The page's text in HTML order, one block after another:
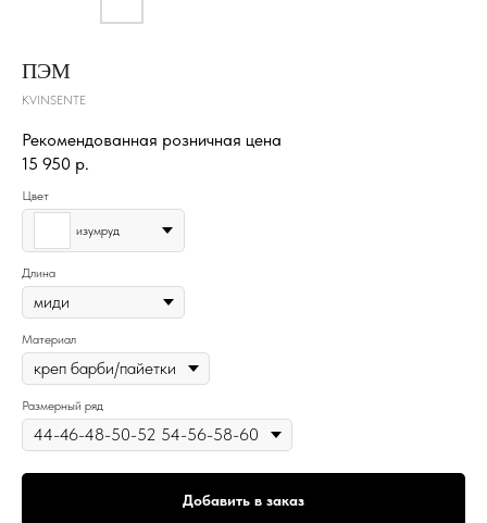
ПЭМ
KVINSENTE
Рекомендованная розничная цена
15 950 р.
Цвет
изумруд
Длина
Материал
Размерный ряд
Добавить в заказ